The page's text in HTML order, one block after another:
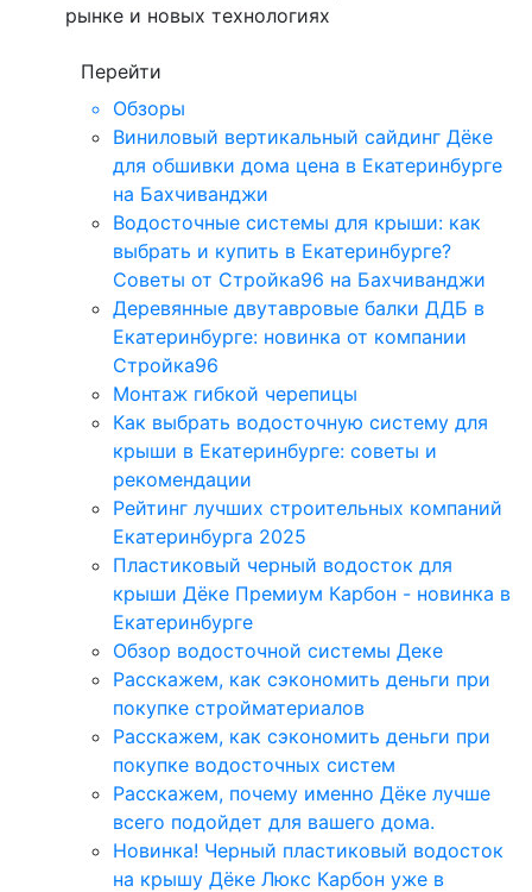
рынке и новых технологиях
Перейти
Обзоры
Виниловый вертикальный сайдинг Дёке
для обшивки дома цена в Екатеринбурге
на Бахчиванджи
Водосточные системы для крыши: как
выбрать и купить в Екатеринбурге?
Советы от Стройка96 на Бахчиванджи
Деревянные двутавровые балки ДДБ в
Екатеринбурге: новинка от компании
Стройка96
Монтаж гибкой черепицы
Как выбрать водосточную систему для
крыши в Екатеринбурге: советы и
рекомендации
Рейтинг лучших строительных компаний
Екатеринбурга 2025
Пластиковый черный водосток для
крыши Дёке Премиум Карбон - новинка в
Екатеринбурге
Обзор водосточной системы Деке
Расскажем, как сэкономить деньги при
покупке стройматериалов
Расскажем, как сэкономить деньги при
покупке водосточных систем
Расскажем, почему именно Дёке лучше
всего подойдет для вашего дома.
Новинка! Черный пластиковый водосток
на крышу Дёке Люкс Карбон уже в